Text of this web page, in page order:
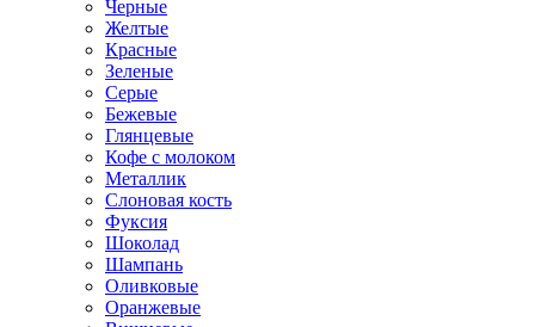
Черные
Желтые
Красные
Зеленые
Серые
Бежевые
Глянцевые
Кофе с молоком
Металлик
Слоновая кость
Фуксия
Шоколад
Шампань
Оливковые
Оранжевые